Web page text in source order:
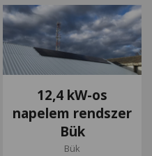
12,4 kW-os
napelem rendszer
Bük
Bük